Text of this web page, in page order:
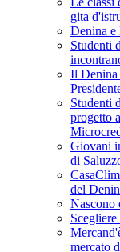
gita
Denina e
Studenti
Il Denina
Studenti
progetto
Giovani
di
del
Nascono
mercato